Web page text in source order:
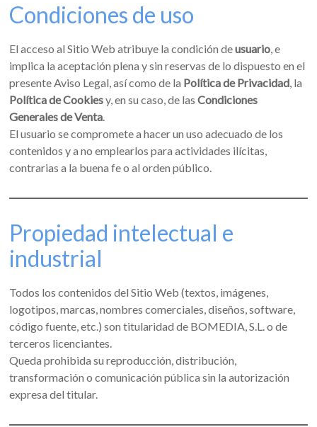
Condiciones de uso
El acceso al Sitio Web atribuye la condición deusuario, e
implica la aceptación plena y sin reservas de lo dispuesto en el
presente Aviso Legal, así como de la Política de Privacidad, la
Política de Cookiesy, en su caso, de lasCondiciones
Generales de Venta.
El usuario se compromete a hacer un uso adecuado de los
contenidos y a no emplearlos para actividades ilícitas,
contrarias a la buena fe o al orden público.
Propiedad intelectual e
industrial
Todos los contenidos del Sitio Web (textos, imágenes,
logotipos, marcas, nombres comerciales, diseños, software,
código fuente, etc.) son titularidad de BOMEDIA, S.L. o de
terceros licenciantes.
Queda prohibida su reproducción, distribución,
transformación o comunicación pública sin la autorización
expresa del titular.